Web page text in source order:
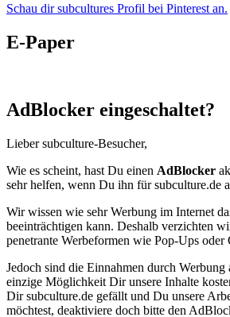
Schau dir subcultures Profil bei Pinterest an.
E-Paper
AdBlocker eingeschaltet?
Lieber subculture-Besucher,
Wie es scheint, hast Du einen AdBlocker
sehr helfen, wenn Du ihn für subculture.de
Wir wissen wie sehr Werbung im Internet
beeinträchtigen kann. Deshalb verzichten
penetrante Werbeformen wie Pop-Ups oder
Jedoch sind die Einnahmen durch Werbung
einzige Möglichkeit Dir unsere Inhalte
Dir subculture.de gefällt und Du unsere
möchtest, deaktiviere doch bitte den